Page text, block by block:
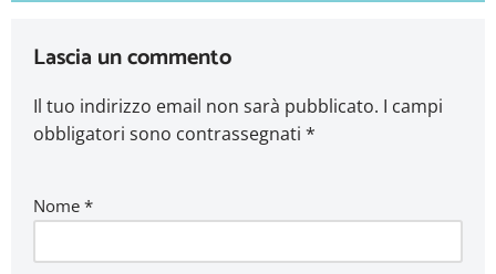
Lascia un commento
Il tuo indirizzo email non sarà pubblicato. I campi
obbligatori sono contrassegnati *
Nome *